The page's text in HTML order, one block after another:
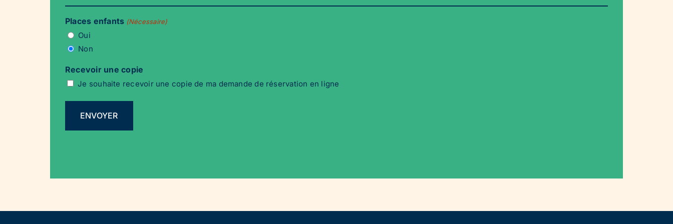
Places enfants (Nécessaire)
Oui
Non
Recevoir une copie
Je souhaite recevoir une copie de ma demande de réservation en ligne